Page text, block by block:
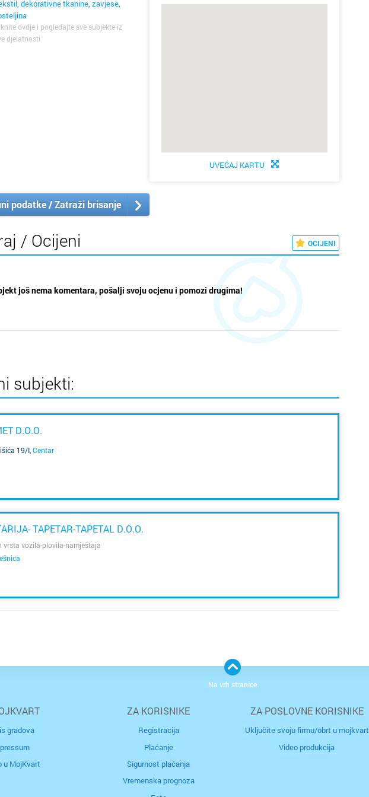
dekorativne tkanine, zavjese,
ovdje i pogledajte sve subjekte iz
djelatnosti
UVEĆAJ KARTU
podatke / Zatraži brisanje
/ Ocijeni OCIJENI
još nema komentara, pošalji svoju ocjenu i pomozi drugima!
subjekti:
D.O.O.
19/I Centar
TAPETAR-TAPETAL D.O.O.
vrsta vozila-plovila-namještaja
gradova
u MojKvart
ZA KORISNIKE
Registracija
Plaćanje
Sigurnost plaćanja
Vremenska prognoza
ZA POSLOVNE KORISNIKE
Uključite svoju firmu/obrt u mojkvart
Video produkcija
Na vrh stranice